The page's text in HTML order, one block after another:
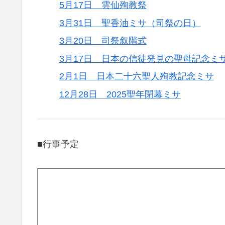
5月17日 雲仙殉教祭
3月31日 聖香油ミサ（司祭の日）
3月20日 司祭叙階式
3月17日 日本の信徒発見の聖母記念ミ
2月1日 日本二十六聖人殉教記念ミサ
12月28日 2025聖年閉幕ミサ
■行事予定